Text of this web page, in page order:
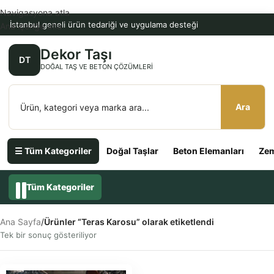
İstanbul geneli ürün tedariği ve uygulama desteği
DT Dekor Taşı
DOĞAL TAŞ VE BETON ÇÖZÜMLERI
Ara
☰ Tüm Kategoriler Doğal Taşlar Beton Elemanları
Navigasyona atla
Ana içeriğe atla
Tüm Kategoriler
Ana Sayfa/Ürünler “Teras Karosu” olarak etiketlendi
Tek bir sonuç gösteriliyor